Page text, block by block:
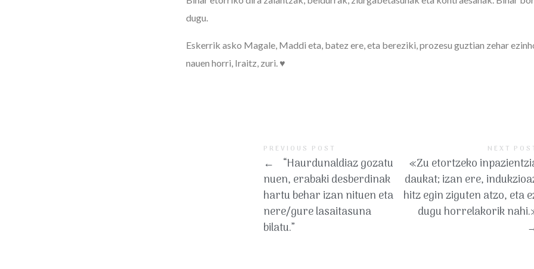
dugu.
Eskerrik asko Magale, Maddi eta, batez ere, eta bereziki, prozesu guztian zehar
nauen horri, Iraitz, zuri. ♥️
PREVIOUS POST
←
“Haurdunaldiaz gozatu
nuen, erabaki desberdinak
hartu behar izan nituen eta
nere/gure lasaitasuna
bilatu.”
NEXT
«Zu etortzeko
daukat; izan ere,
hitz egin ziguten atzo, eta
dugu horrelakorik